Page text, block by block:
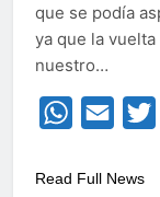
que se podía
ya que la
nuestro…
WhatsApp
Email
Read Full News